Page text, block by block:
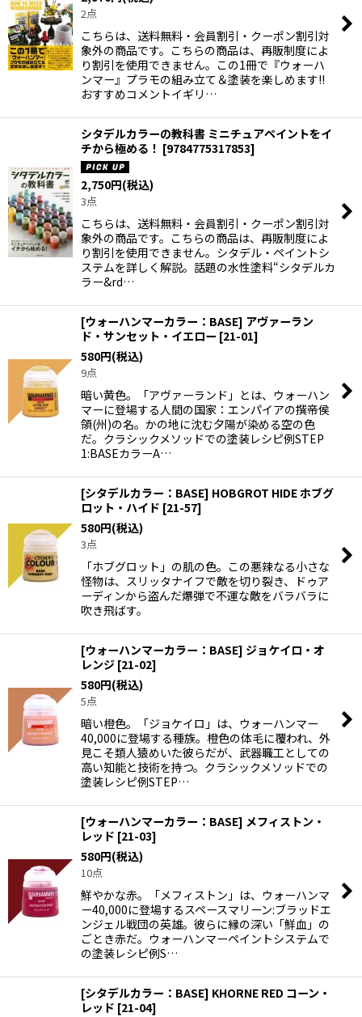
2点
こちらは、送料無料・会員割引・クーポン割引対
象外の商品です。こちらの商品は、再販制度によ
り割引を使用できません。この1冊で『ウォーハ
ンマー』プラモの組み立て＆塗装を楽しめます!!
おすすめコメントイギリ…
シタデルカラーの教科書 ミニチュアペイントをイ
チから極める！ [9784775317853]
2,750円(税込)
3点
こちらは、送料無料・会員割引・クーポン割引対
象外の商品です。こちらの商品は、再販制度によ
り割引を使用できません。シタデル・ペイントシ
ステムを詳しく解説。話題の水性塗料“シタデルカ
ラー&rd…
[ウォーハンマーカラー：BASE] アヴァーラン
ド・サンセット・イエロー [21-01]
580円(税込)
9点
暗い黄色。「アヴァーランド」とは、ウォーハン
マーに登場する人間の国家：エンパイアの撰帝侯
領(州)の名。かの地に沈む夕陽が染める空の色
だ。クラシックメソッドでの塗装レシピ例STEP
1:BASEカラーA…
[シタデルカラー：BASE] HOBGROT HIDE ホブグ
ロット・ハイド [21-57]
580円(税込)
3点
「ホブグロット」の肌の色。この悪辣なる小さな
怪物は、スリッタナイフで敵を切り裂き、ドゥア
ーディンから盗んだ爆弾で不運な敵をバラバラに
吹き飛ばす。
[ウォーハンマーカラー：BASE] ジョケイロ・オ
レンジ [21-02]
580円(税込)
5点
暗い橙色。「ジョケイロ」は、ウォーハンマー
40,000に登場する種族。橙色の体毛に覆われ、外
見こそ類人猿めいた彼らだが、武器職工としての
高い知能と技術を持つ。クラシックメソッドでの
塗装レシピ例STEP…
[ウォーハンマーカラー：BASE] メフィストン・
レッド [21-03]
580円(税込)
10点
鮮やかな赤。「メフィストン」は、ウォーハンマ
ー40,000に登場するスペースマリーン:ブラッドエ
ンジェル戦団の英雄。彼らに縁の深い「鮮血」の
ごとき赤だ。ウォーハンマーペイントシステムで
の塗装レシピ例S…
[シタデルカラー：BASE] KHORNE RED コーン・
レッド [21-04]